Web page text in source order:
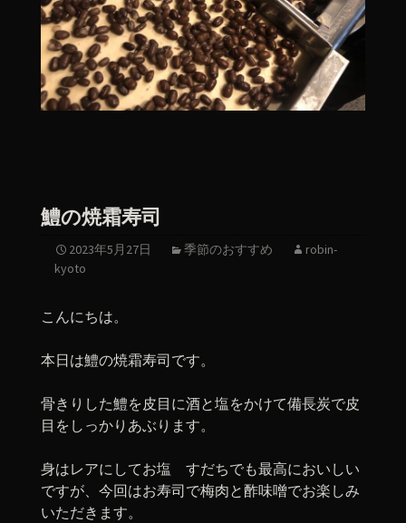
鱧の焼霜寿司
2023年5月27日 季節のおすすめ
robin-
kyoto
こんにちは。
本日は鱧の焼霜寿司です。
骨きりした鱧を皮目に酒と塩をかけて備長炭で皮
目をしっかりあぶります。
身はレアにしてお塩 すだちでも最高においしい
ですが、今回はお寿司で梅肉と酢味噌でお楽しみ
いただきます。